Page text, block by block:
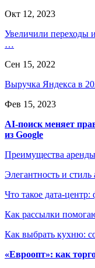
Окт 12, 2023
Увеличили переходы
…
Сен 15, 2022
Выручка Яндекса в
Фев 15, 2023
AI-поиск меняет
из Google
Преимущества аренды
Элегантность и
Что такое дата-
Как рассылки
Как выбрать кухню:
«Евроопт»: как